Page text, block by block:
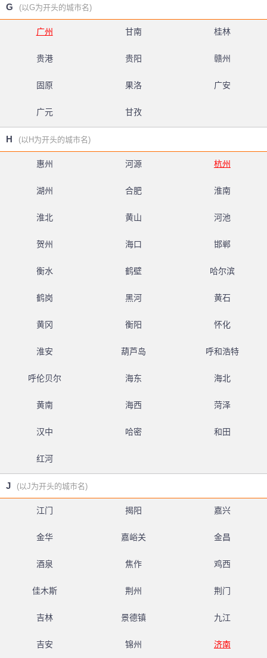
G (以G为开头的城市名)
广州 甘南 桂林
贵港 贵阳 赣州
固原 果洛 广安
广元 甘孜
H (以H为开头的城市名)
惠州 河源 杭州
湖州 合肥 淮南
淮北 黄山 河池
贺州 海口 邯郸
衡水 鹤壁 哈尔滨
鹤岗 黑河 黄石
黄冈 衡阳 怀化
淮安 葫芦岛 呼和浩特
呼伦贝尔 海东 海北
黄南 海西 菏泽
汉中 哈密 和田
红河
J (以J为开头的城市名)
江门 揭阳 嘉兴
金华 嘉峪关 金昌
酒泉 焦作 鸡西
佳木斯 荆州 荆门
吉林 景德镇 九江
吉安 锦州 济南